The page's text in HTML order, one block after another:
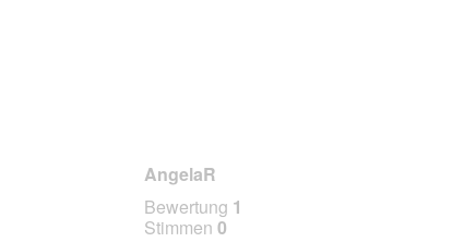
AngelaR
Bewertung 1
Stimmen 0